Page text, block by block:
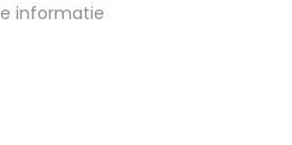
informatie